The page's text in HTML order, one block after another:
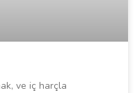
ve iç harçla